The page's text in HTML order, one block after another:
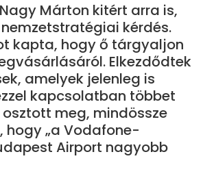
Márton kitért arra is,
kérdés.
kapta, hogy ő tárgyaljon
Elkezdődtek
amelyek jelenleg is
kapcsolatban többet
meg, mindössze
hogy „a Vodafone-
Airport nagyobb